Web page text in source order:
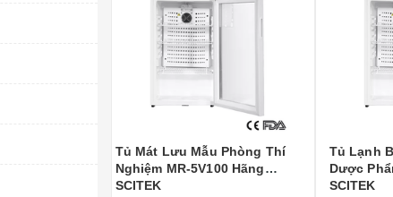
Phòng Thí
Tủ Lạnh Bảo Quản Vắc-Xin
Dược Phẩm MR-5V100 Hãng
SCITEK
Tủ
Chuyên
Hãng